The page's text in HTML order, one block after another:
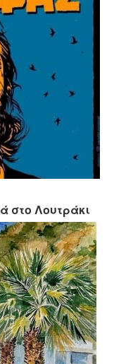
στο Λουτράκι